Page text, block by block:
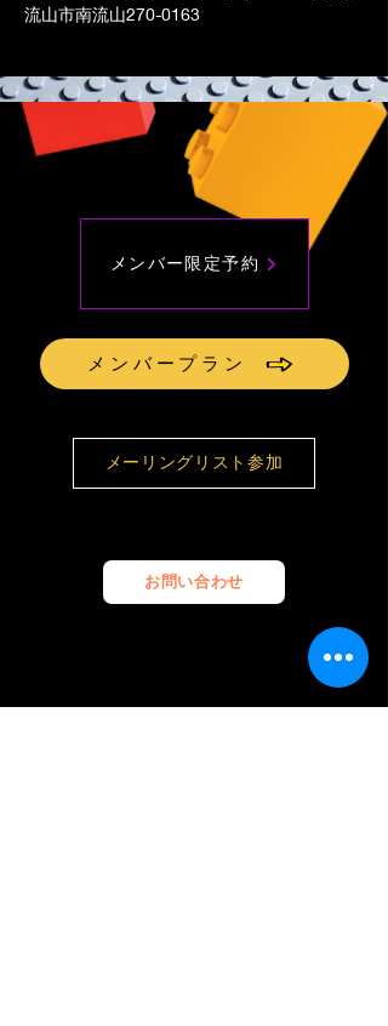
流山市南流山270-0163
メンバー限定予約
メンバープラン
メーリングリスト参加
お問い合わせ